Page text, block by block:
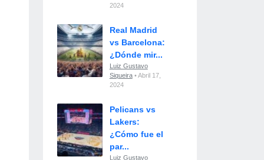
2024
Real Madrid
vs Barcelona:
¿Dónde mir...
Luiz Gustavo
Siqueira• Abril 17,
2024
Pelicans vs
Lakers:
¿Cómo fue el
par...
Luiz Gustavo